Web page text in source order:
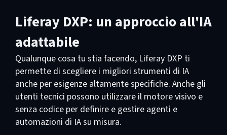
Liferay DXP: un approccio all'IA
adattabile
Qualunque cosa tu stia facendo, Liferay DXP ti
permette di scegliere i migliori strumenti di IA
anche per esigenze altamente specifiche. Anche gli
utenti tecnici possono utilizzare il motore visivo e
senza codice per definire e gestire agenti e
automazioni di IA su misura.